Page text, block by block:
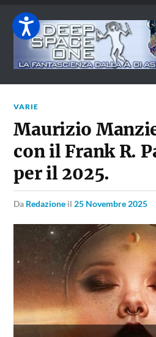
VARIE
Maurizio
con il Frank R.
per il 2025.
da Redazione il 25 Novembre 2025